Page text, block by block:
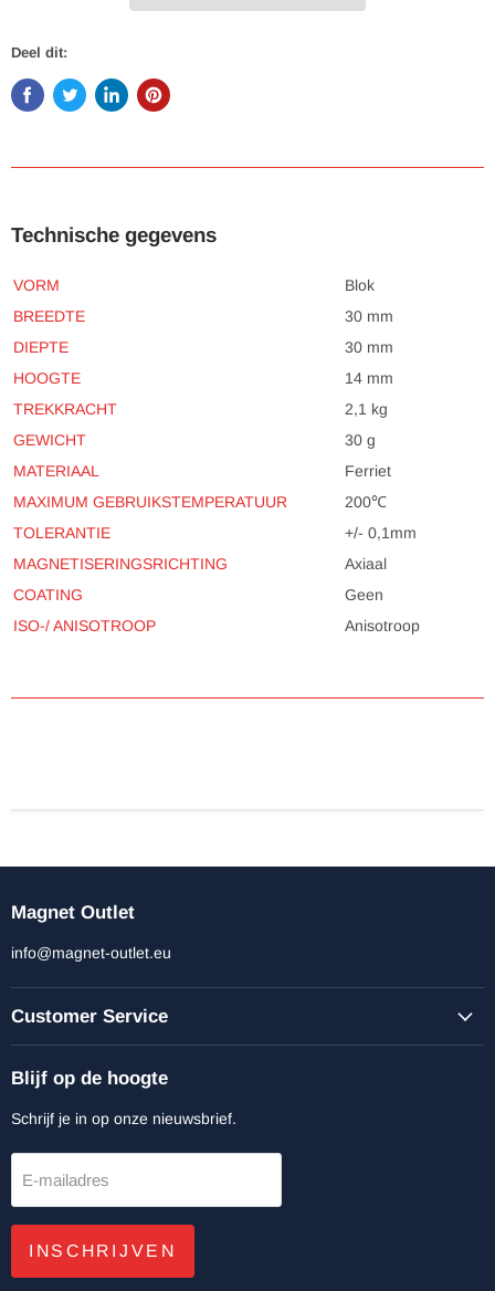
Deel dit:
Technische gegevens
VORM
Blok
BREEDTE
30 mm
DIEPTE
30 mm
HOOGTE
14 mm
TREKKRACHT
2,1 kg
GEWICHT
30 g
MATERIAAL
Ferriet
MAXIMUM GEBRUIKSTEMPERATUUR
200℃
TOLERANTIE
+/- 0,1mm
MAGNETISERINGSRICHTING
Axiaal
COATING
Geen
ISO-/ ANISOTROOP
Anisotroop
Magnet Outlet
info@magnet-outlet.eu
Customer Service
Blijf op de hoogte
Schrijf je in op onze nieuwsbrief.
E-mailadres
INSCHRIJVEN